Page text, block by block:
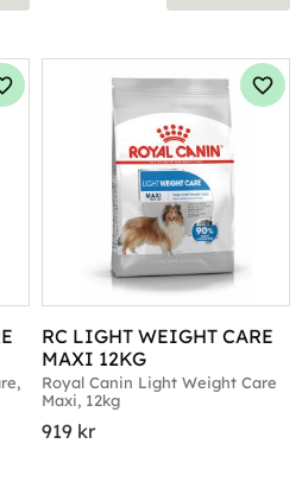
Lägg till i favoriter
RC LIGHT WEIGHT CARE
MAXI 12KG
Royal Canin Light Weight Care
Maxi, 12kg
919 kr